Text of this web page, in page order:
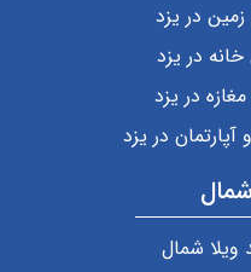
در یزد
در یزد
در یزد
در یزد
شمال